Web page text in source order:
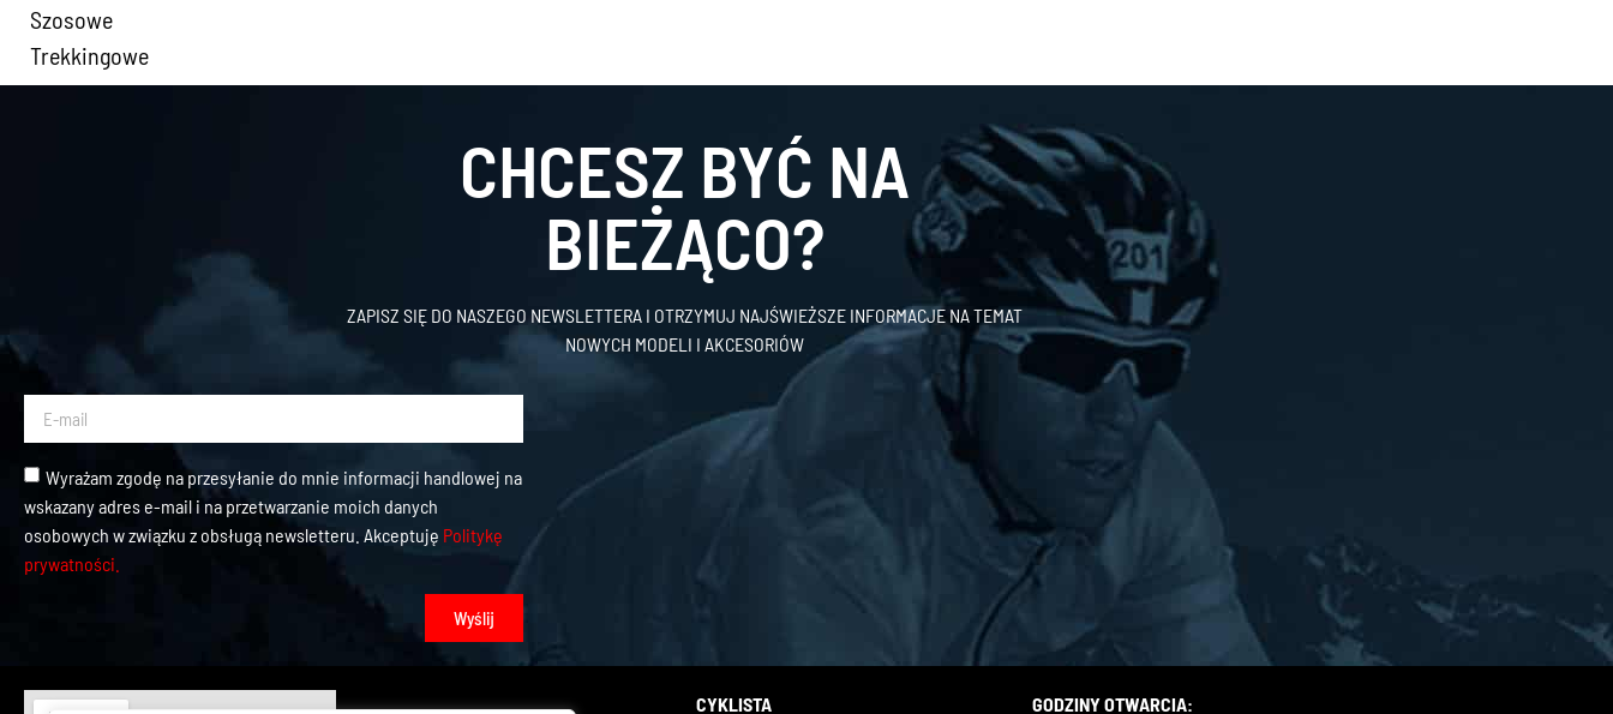
Szosowe
Trekkingowe
CHCESZ BYĆ NA
BIEŻĄCO?
ZAPISZ SIĘ DO NASZEGO NEWSLETTERA I OTRZYMUJ NAJŚWIEŻSZE INFORMACJE NA TEMAT
NOWYCH MODELI I AKCESORIÓW
Wyrażam zgodę na przesyłanie do mnie informacji handlowej na
wskazany adres e-mail i na przetwarzanie moich danych
osobowych w związku z obsługą newsletteru. Akceptuję Politykę
prywatności.
Wyślij
CYKLISTA GODZINY OTWARCIA: